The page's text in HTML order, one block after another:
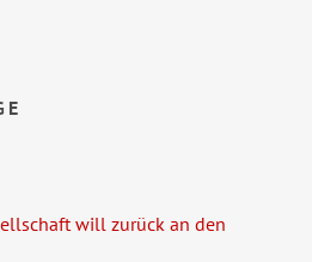
will zurück an den